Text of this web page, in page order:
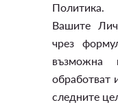
Политика.
Вашите
чрез
възможна
обработват
следните